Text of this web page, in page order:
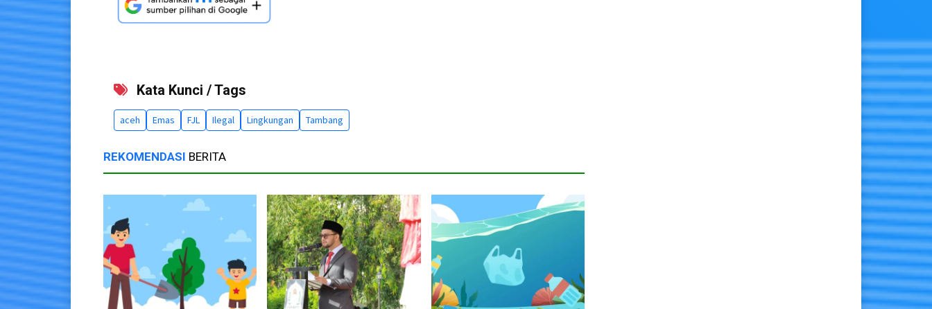
Kata Kunci / Tags
aceh Emas FJL Ilegal Lingkungan Tambang
REKOMENDASI BERITA